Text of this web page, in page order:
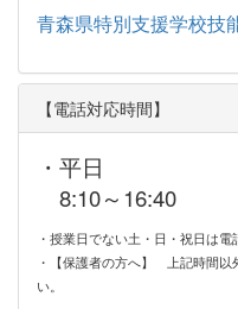
青森県特別支援学校技
【電話対応時間】
・平日
8:10～16:40
・授業日でない土・日・祝日は
・【保護者の方へ】
上記時間以
い。